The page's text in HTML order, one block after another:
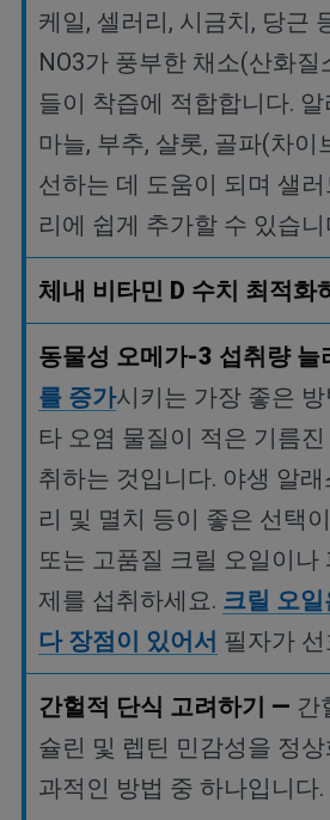
케일, 셀러리, 시금치, 당근
NO3가 풍부한 채소(산화질
들이 착즙에 적합합니다.
마늘, 부추, 샬롯, 골파(차이
선하는 데 도움이 되며 샐
리에 쉽게 추가할 수 있습
체내 비타민 D 수치 최적화
동물성 오메가-3 섭취량 늘
를 증가시키는 가장 좋은
타 오염 물질이 적은 기름진
취하는 것입니다. 야생 알
리 및 멸치 등이 좋은 선택이
또는 고품질 크릴 오일이나
제를 섭취하세요. 크릴 오일
다 장점이 있어서 필자가
간헐적 단식 고려하기 — 간
슐린 및 렙틴 민감성을 정
과적인 방법 중 하나입니다.